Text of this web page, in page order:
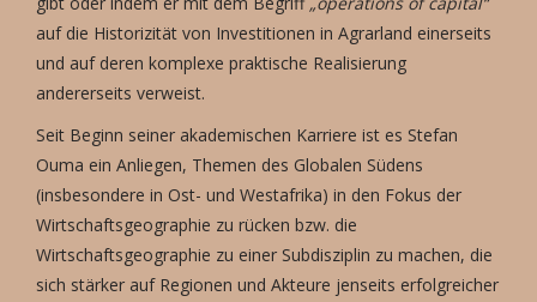
auf die Historizität von Investitionen in Agrarland einerseits
und auf deren komplexe praktische Realisierung
andererseits verweist.
Seit Beginn seiner akademischen Karriere ist es Stefan
Ouma ein Anliegen, Themen des Globalen Südens
(insbesondere in Ost- und Westafrika) in den Fokus der
Wirtschaftsgeographie zu rücken bzw. die
Wirtschaftsgeographie zu einer Subdisziplin zu machen, die
sich stärker auf Regionen und Akteure jenseits erfolgreicher